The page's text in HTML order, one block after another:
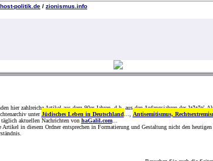
politik.de / zionismus.info
hier zahlreiche Artikel aus dem 90er Jahren, d.h. aus den Anfangsjahren des WWW.
unterJüdisches Leben in Deutschland Antisemitismus,
aktuellen Nachrichten von haGalil.com...
Artikel in diesem Ordner entsprechen in Formatierung und Gestaltung nicht den